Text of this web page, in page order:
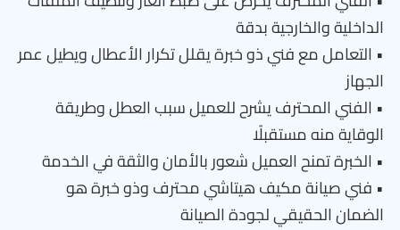
الداخلية والخارجية بدقة
• التعامل مع فني ذو خبرة يقلل تكرار الأعطال ويطيل عمر
الجهاز
• الفني المحترف يشرح للعميل سبب العطل وطريقة
الوقاية منه مستقبلًا
• الخبرة تمنح العميل شعور بالأمان والثقة في الخدمة
• فني صيانة مكيف هيتاشي محترف وذو خبرة هو
الضمان الحقيقي لجودة الصيانة